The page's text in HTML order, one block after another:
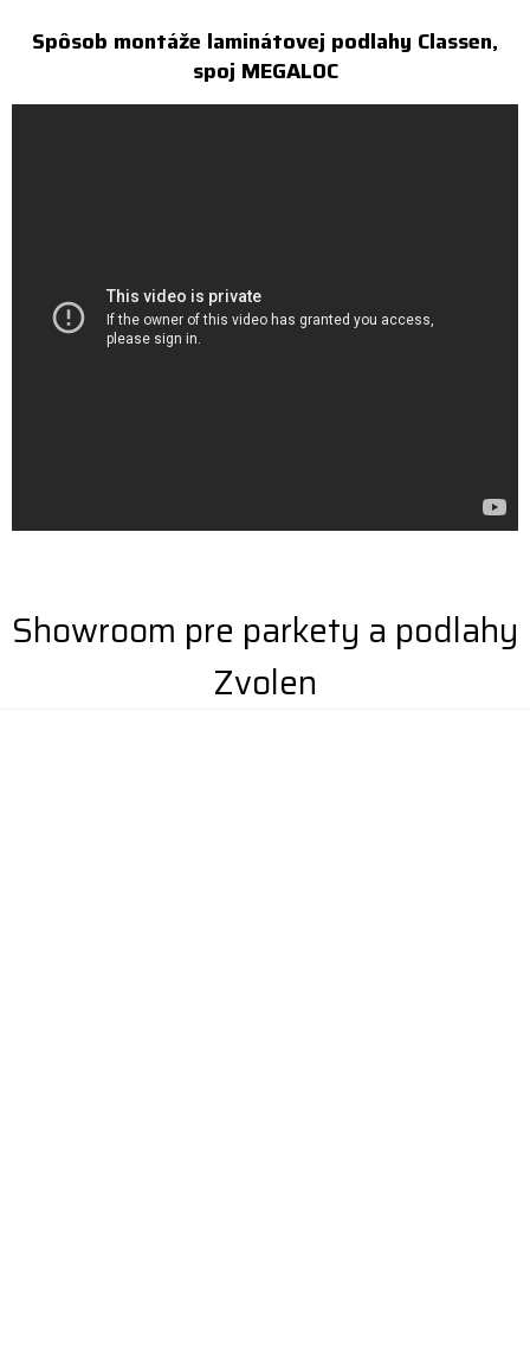
Spôsob montáže laminátovej podlahy Classen,
spoj MEGALOC
Showroom pre parkety a podlahy
Zvolen